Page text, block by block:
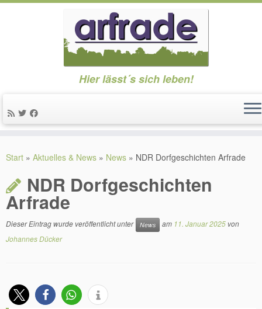
Inhalt
Hier lässt´s sich leben!
Start » Aktuelles & News » News » NDR Dorfgeschichten Arfrade
NDR Dorfgeschichten
Arfrade
Dieser Eintrag wurde veröffentlicht unter News am 11. Januar 2025 von
Johannes Dücker